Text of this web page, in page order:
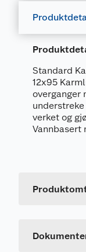
Standard
12x95
overganger
verket og
Vannbasert